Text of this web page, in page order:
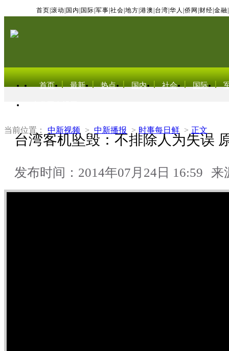
首页 滚动 国内 国际 军事 社会 地方 港澳 台湾 华人 侨网 财经 金融
首页 最新 热点 国内 社会 国际
当前位置： 中新视频 > 中新播报 > 时事每日鲜 > 正文
台湾客机坠毁：不排除人为失误
发布时间：2014年07月24日 16:59 来